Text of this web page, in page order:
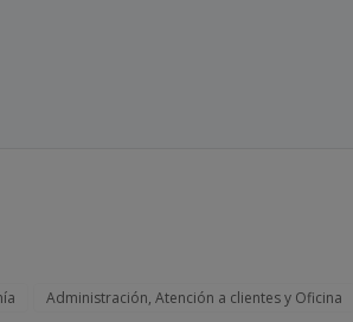
Administración, Atención a clientes y Oficina